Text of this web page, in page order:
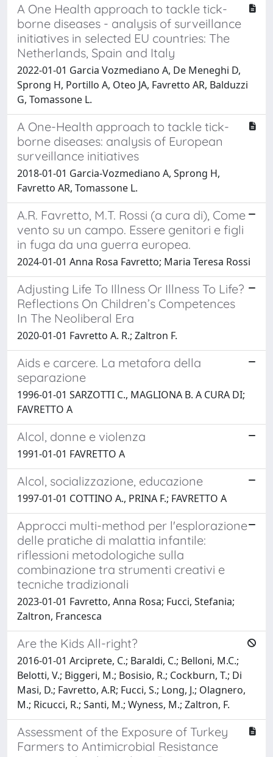
A One Health approach to tackle tick-
borne diseases - analysis of surveillance
initiatives in selected EU countries: The
Netherlands, Spain and Italy
2022-01-01 Garcia Vozmediano A, De Meneghi D,
Sprong H, Portillo A, Oteo JA, Favretto AR, Balduzzi
G, Tomassone L.
A One-Health approach to tackle tick-
borne diseases: analysis of European
surveillance initiatives
2018-01-01 Garcia-Vozmediano A, Sprong H,
Favretto AR, Tomassone L.
A.R. Favretto, M.T. Rossi (a cura di), Come
vento su un campo. Essere genitori e figli
in fuga da una guerra europea.
2024-01-01 Anna Rosa Favretto; Maria Teresa Rossi
Adjusting Life To Illness Or Illness To Life?
Reflections On Children’s Competences
In The Neoliberal Era
2020-01-01 Favretto A. R.; Zaltron F.
Aids e carcere. La metafora della
separazione
1996-01-01 SARZOTTI C., MAGLIONA B. A CURA DI;
FAVRETTO A
Alcol, donne e violenza
1991-01-01 FAVRETTO A
Alcol, socializzazione, educazione
1997-01-01 COTTINO A., PRINA F.; FAVRETTO A
Approcci multi-method per l'esplorazione
delle pratiche di malattia infantile:
riflessioni metodologiche sulla
combinazione tra strumenti creativi e
tecniche tradizionali
2023-01-01 Favretto, Anna Rosa; Fucci, Stefania;
Zaltron, Francesca
Are the Kids All-right?
2016-01-01 Arciprete, C.; Baraldi, C.; Belloni, M.C.;
Belotti, V.; Biggeri, M.; Bosisio, R.; Cockburn, T.; Di
Masi, D.; Favretto, A.R; Fucci, S.; Long, J.; Olagnero,
M.; Ricucci, R.; Santi, M.; Wyness, M.; Zaltron, F.
Assessment of the Exposure of Turkey
Farmers to Antimicrobial Resistance